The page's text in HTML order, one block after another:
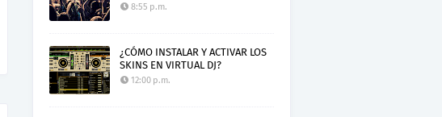
8:55 p.m.
¿CÓMO INSTALAR Y ACTIVAR LOS
SKINS EN VIRTUAL DJ?
12:00 p.m.